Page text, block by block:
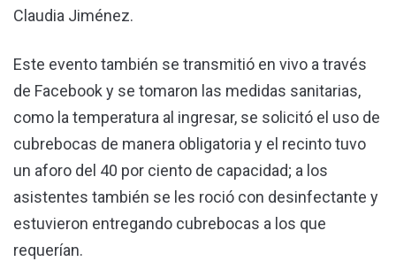
Claudia Jiménez.
Este evento también se transmitió en vivo a través
de Facebook y se tomaron las medidas sanitarias,
como la temperatura al ingresar, se solicitó el uso de
cubrebocas de manera obligatoria y el recinto tuvo
un aforo del 40 por ciento de capacidad; a los
asistentes también se les roció con desinfectante y
estuvieron entregando cubrebocas a los que
requerían.